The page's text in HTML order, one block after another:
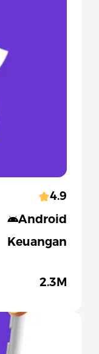
4.9
Android
Keuangan
2.3M